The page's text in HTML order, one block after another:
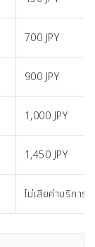
700 JPY
900 JPY
1,000 JPY
1,450 JPY
ไม่เสียค่าบริการ